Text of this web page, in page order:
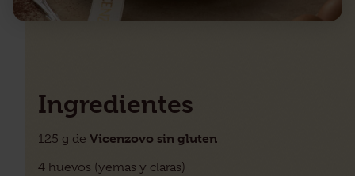
Ingredientes
125 g de Vicenzovo sin gluten
4 huevos (yemas y claras)